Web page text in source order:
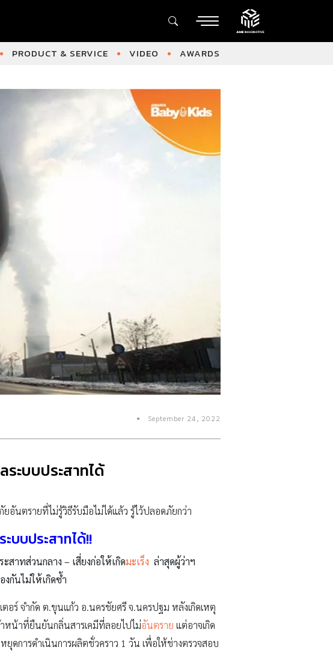
PRODUCT & SERVICE VIDEO AWARDS
September 24, 2022
ะบบประสาทได้
อันตรายที่ไม่รู้วิธีรับมือไม่ได้แล้ว รู้ไว้ปลอดภัยกว่า
บบประสาทได้!!
าทส่วนกลาง – เสี่ยงก่อให้เกิดมะเร็ง ล่าสุดผู้ว่าฯ
กันไม่ให้เกิดซ้ำ
อร์ จำกัด ต.ขุนแก้ว อ.นครชัยศรี จ.นครปฐม หลังเกิดเหตุ
หน้าที่ยืนยันกลิ่นสารเคมีที่ลอยไปไม่อันตราย แต่อาจเกิด
ยุดการดำเนินการผลิตชั่วคราว 1 วัน เพื่อให้ช่างตรวจสอบ